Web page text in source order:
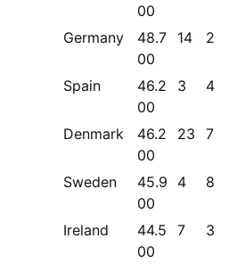
00
Germany
48.7
00
14 2
Spain
46.2
00
3 4
Denmark
46.2
00
23 7
Sweden
45.9
00
4 8
Ireland
44.5
00
7 3